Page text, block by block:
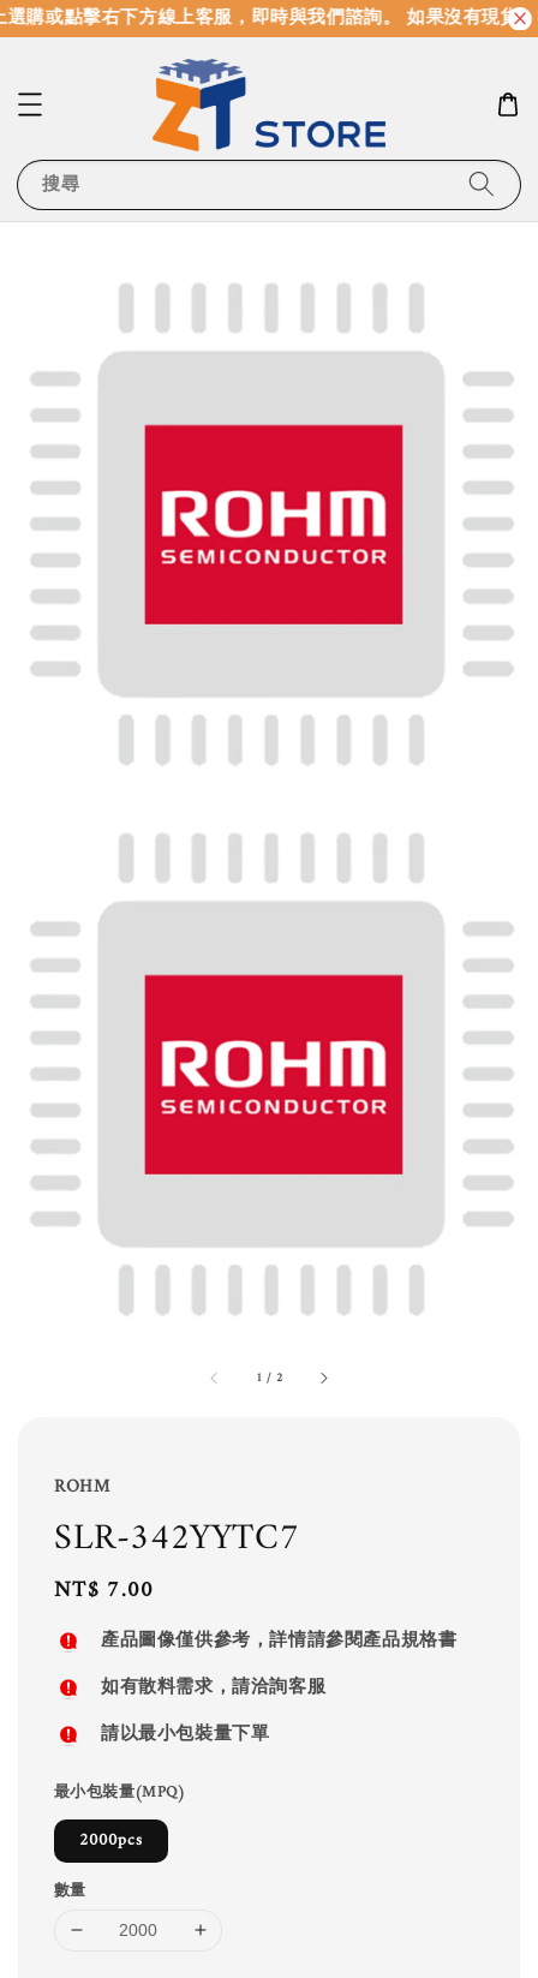
購或點擊右下方線上客服，即時與我們諮詢。 如果沒有現貨
搜尋
1 / 2
ROHM
SLR-342YYTC7
Regular
price
NT$ 7.00
產品圖像僅供參考，詳情請參閱產品規格書
如有散料需求，請洽詢客服
請以最小包裝量下單
最小包裝量(MPQ)
2000pcs
數量